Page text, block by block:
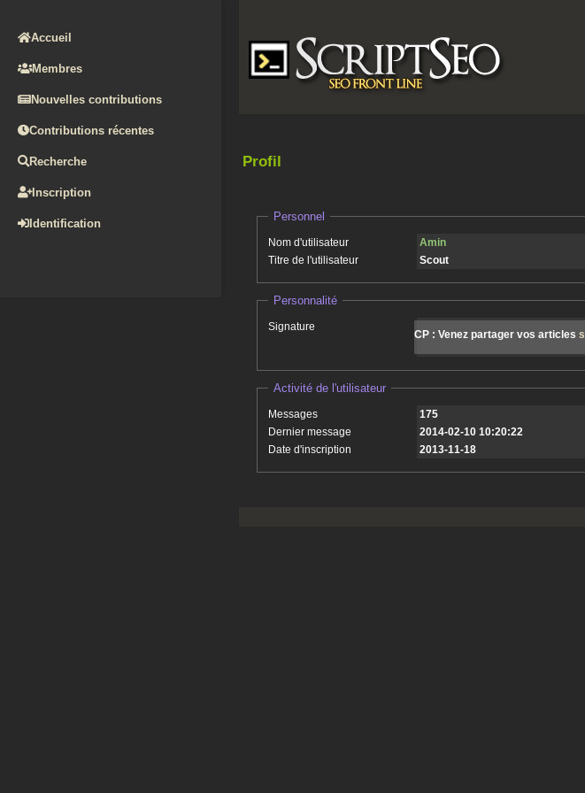
Accueil
Membres
Nouvelles contributions
Contributions récentes
Recherche
Inscription
Identification
Profil
Personnel
Nom d'utilisateur
Amin
Titre de l'utilisateur
Scout
Personnalité
Signature
CP : Venez partager vos articles
Activité de l'utilisateur
Messages
175
Dernier message
2014-02-10 10:20:22
Date d'inscription
2013-11-18